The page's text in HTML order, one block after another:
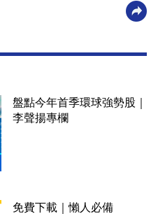
盤點今年首季環球強勢股｜
李聲揚專欄
免費下載｜懶人必備